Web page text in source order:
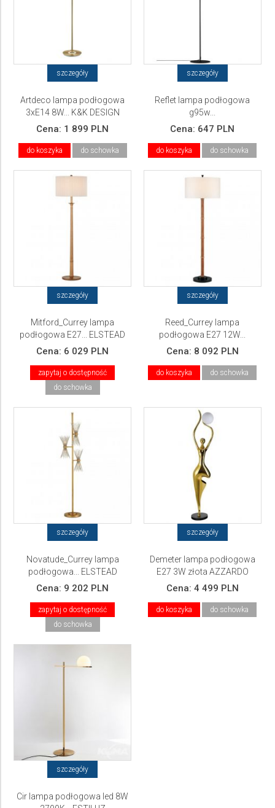
szczegóły
Artdeco lampa podłogowa
3xE14 8W... K&K DESIGN
Cena: 1 899 PLN
do koszyka do schowka
szczegóły
Reflet lampa podłogowa
g95w...
Cena: 647 PLN
do koszyka do schowka
szczegóły
Mitford_Currey lampa
podłogowa E27... ELSTEAD
Lighting
Cena: 6 029 PLN
zapytaj o dostępność
do schowka
szczegóły
Reed_Currey lampa
podłogowa E27 12W...
ELSTEAD Lighting
Cena: 8 092 PLN
do koszyka do schowka
szczegóły
Novatude_Currey lampa
podłogowa... ELSTEAD
Lighting
Cena: 9 202 PLN
zapytaj o dostępność
do schowka
szczegóły
Demeter lampa podłogowa
E27 3W złota AZZARDO
Cena: 4 499 PLN
do koszyka do schowka
szczegóły
Cir lampa podłogowa led 8W